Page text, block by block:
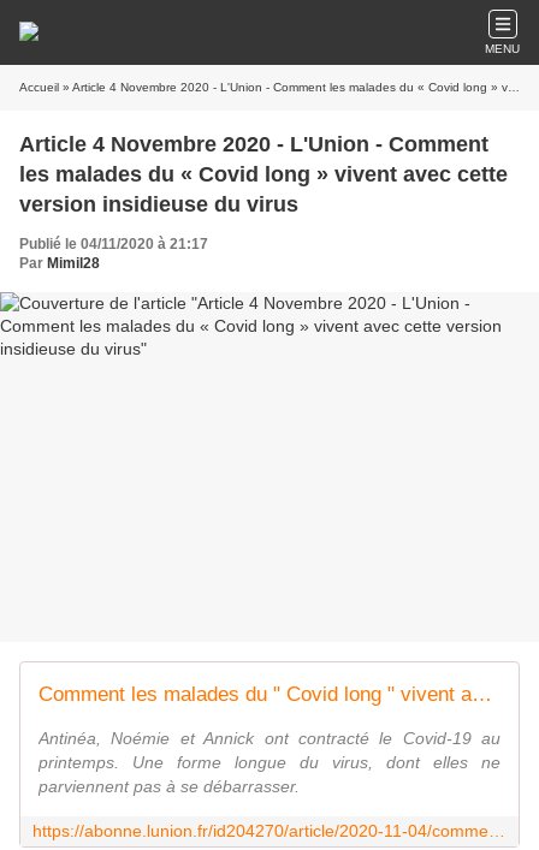
MENU
Accueil » Article 4 Novembre 2020 - L'Union - Comment les malades du « Covid long » vivent avec cette version insidieuse du virus
Article 4 Novembre 2020 - L'Union - Comment
les malades du « Covid long » vivent avec cette
version insidieuse du virus
Publié le 04/11/2020 à 21:17
Par Mimil28
Comment les malades du " Covid long " vivent avec cette version insidieuse du virus
Antinéa, Noémie et Annick ont contracté le Covid-19 au
printemps. Une forme longue du virus, dont elles ne
parviennent pas à se débarrasser.